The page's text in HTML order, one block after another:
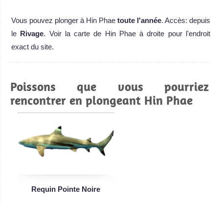
Vous pouvez plonger à Hin Phae toute l'année. Accès: depuis
le Rivage. Voir la carte de Hin Phae à droite pour l'endroit
exact du site.
Poissons que vous pourriez
rencontrer en plongeant Hin Phae
Requin Pointe Noire